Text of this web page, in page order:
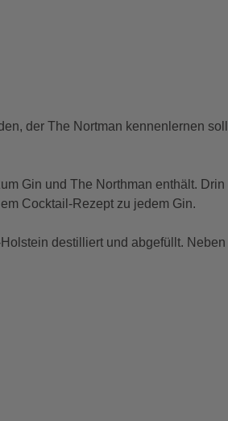
der The Nortman kennenlernen
Gin und The Northman enthält. Drin
Cocktail-Rezept zu jedem Gin.
destilliert und abgefüllt.